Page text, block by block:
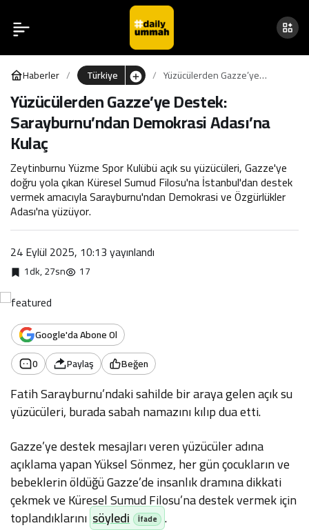
Haberler Türkiye
Yüzücülerden Gazze’ye
Destek: Sarayburnu’ndan
Demokrasi Adası’na Kulaç
Yüzücülerden Gazze’ye Destek:
Sarayburnu’ndan Demokrasi Adası’na
Kulaç
Zeytinburnu Yüzme Spor Kulübü açık su yüzücüleri, Gazze'ye
doğru yola çıkan Küresel Sumud Filosu'na İstanbul'dan destek
vermek amacıyla Sarayburnu'ndan Demokrasi ve Özgürlükler
Adası'na yüzüyor.
24 Eylül 2025, 10:13yayınlandı
1dk, 27sn 17
Google'da Abone Ol
0
Paylaş Beğen
Fatih Sarayburnu’ndaki sahilde bir araya gelen açık su
yüzücüleri, burada sabah namazını kılıp dua etti.
Gazze’ye destek mesajları veren yüzücüler adına
açıklama yapan Yüksel Sönmez, her gün çocukların ve
bebeklerin öldüğü Gazze’de insanlık dramına dikkati
çekmek ve Küresel Sumud Filosu’na destek vermek için
toplandıklarını söyledi
.
Yüzücülerden Gazze’ye
Destek: Sarayburnu’ndan
Demokrasi Adası’na Kulaç
0